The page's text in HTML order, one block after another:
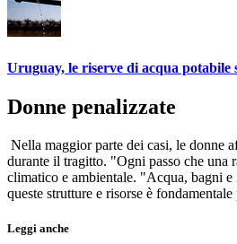
Uruguay, le riserve di acqua potabile
Donne penalizzate
Nella maggior parte dei casi, le donne
durante il tragitto. "Ogni passo che una
climatico e ambientale. "Acqua, bagni
queste strutture e risorse è
Leggi anche